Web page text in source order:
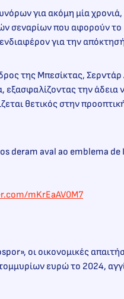
για ακόμη μία χρονιά,
σεναρίων που αφορούν το
για την
της Μπεσίκτας, Σερντάρ
την άδεια
θετικός στην
deram aval ao emblema
mKrEaAV0M7
οι οικονομικές
ευρώ το 2024,